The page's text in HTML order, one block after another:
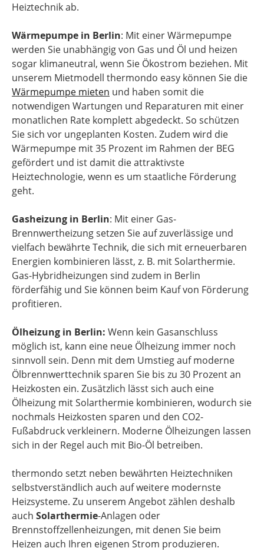
Heiztechnik ab.
Wärmepumpe in Berlin: Mit einer Wärmepumpe
werden Sie unabhängig von Gas und Öl und heizen
sogar klimaneutral, wenn Sie Ökostrom beziehen. Mit
unserem Mietmodell thermondo easy können Sie die
Wärmepumpe mieten und haben somit die
notwendigen Wartungen und Reparaturen mit einer
monatlichen Rate komplett abgedeckt. So schützen
Sie sich vor ungeplanten Kosten. Zudem wird die
Wärmepumpe mit 35 Prozent im Rahmen der BEG
gefördert und ist damit die attraktivste
Heiztechnologie, wenn es um staatliche Förderung
geht.
Gasheizung in Berlin: Mit einer Gas-
Brennwertheizung setzen Sie auf zuverlässige und
vielfach bewährte Technik, die sich mit erneuerbaren
Energien kombinieren lässt, z. B. mit Solarthermie.
Gas-Hybridheizungen sind zudem in Berlin
förderfähig und Sie können beim Kauf von Förderung
profitieren.
Ölheizung in Berlin: Wenn kein Gasanschluss
möglich ist, kann eine neue Ölheizung immer noch
sinnvoll sein. Denn mit dem Umstieg auf moderne
Ölbrennwerttechnik sparen Sie bis zu 30 Prozent an
Heizkosten ein. Zusätzlich lässt sich auch eine
Ölheizung mit Solarthermie kombinieren, wodurch sie
nochmals Heizkosten sparen und den CO2-
Fußabdruck verkleinern. Moderne Ölheizungen lassen
sich in der Regel auch mit Bio-Öl betreiben.
thermondo setzt neben bewährten Heiztechniken
selbstverständlich auch auf weitere modernste
Heizsysteme. Zu unserem Angebot zählen deshalb
auch Solarthermie-Anlagen oder
Brennstoffzellenheizungen, mit denen Sie beim
Heizen auch Ihren eigenen Strom produzieren.